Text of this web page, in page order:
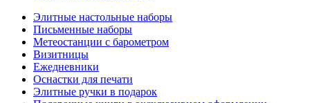
Элитные настольные наборы
Письменные наборы
Метеостанции с барометром
Визитницы
Ежедневники
Оснастки для печати
Элитные ручки в подарок